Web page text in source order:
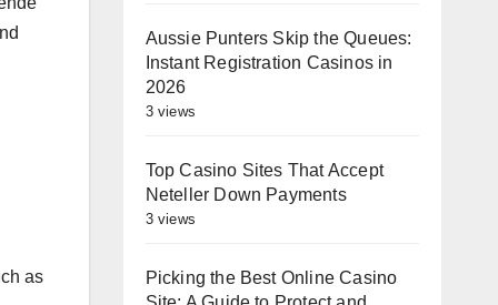
as
Aussie Punters Skip the Queues:
Instant Registration Casinos in
2026
3 views
Top Casino Sites That Accept
Neteller Down Payments
3 views
Picking the Best Online Casino